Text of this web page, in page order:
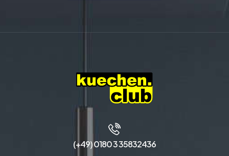
(+49) 0180 3 35832436